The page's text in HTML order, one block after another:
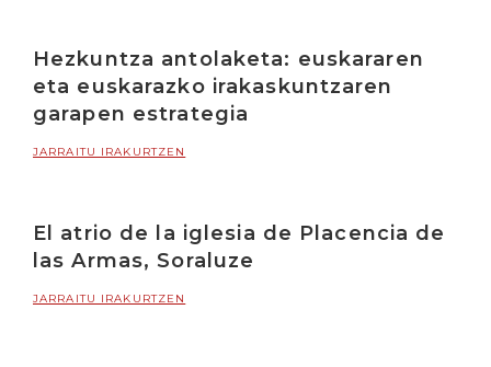
Hezkuntza antolaketa: euskararen
eta euskarazko irakaskuntzaren
garapen estrategia
JARRAITU IRAKURTZEN
El atrio de la iglesia de Placencia de
las Armas, Soraluze
JARRAITU IRAKURTZEN